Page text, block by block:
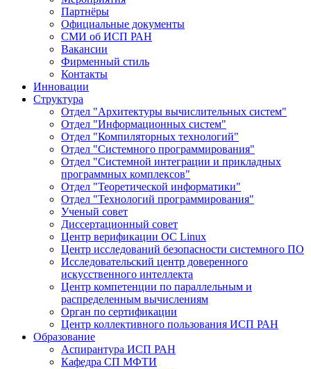
Партнёры
Официальные документы
СМИ об ИСП РАН
Вакансии
Фирменный стиль
Контакты
Инновации
Структура
Отдел "Архитектуры вычислительных систем"
Отдел "Информационных систем"
Отдел "Компиляторных технологий"
Отдел "Системного программирования"
Отдел "Системной интеграции и прикладных
программных комплексов"
Отдел "Теоретической информатики"
Отдел "Технологий программирования"
Ученый совет
Диссертационный совет
Центр верификации ОС Linux
Центр исследований безопасности системного ПО
Исследовательский центр доверенного
искусственного интеллекта
Центр компетенции по параллельным и
распределенным вычислениям
Орган по сертификации
Центр коллективного пользования ИСП РАН
Образование
Аспирантура ИСП РАН
Кафедра СП МФТИ